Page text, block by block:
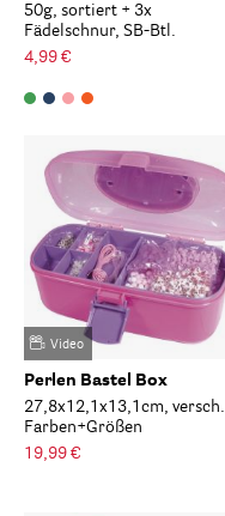
50g, sortiert + 3x
Fädelschnur, SB-Btl.
4,99 €
Video
Perlen Bastel Box
27,8x12,1x13,1cm, versch.
Farben+Größen
19,99 €